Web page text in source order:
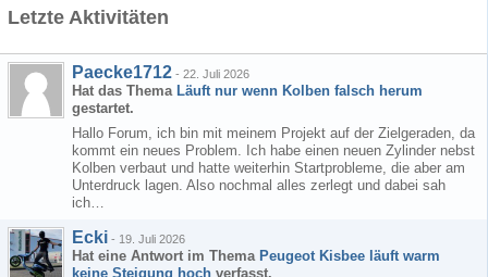
Letzte Aktivitäten
Paecke1712 - 22. Juli 2026
Hat das Thema Läuft nur wenn Kolben falsch herum
gestartet.
Hallo Forum, ich bin mit meinem Projekt auf der Zielgeraden, da
kommt ein neues Problem. Ich habe einen neuen Zylinder nebst
Kolben verbaut und hatte weiterhin Startprobleme, die aber am
Unterdruck lagen. Also nochmal alles zerlegt und dabei sah
ich…
Ecki - 19. Juli 2026
Hat eine Antwort im Thema Peugeot Kisbee läuft warm
keine Steigung hoch verfasst.